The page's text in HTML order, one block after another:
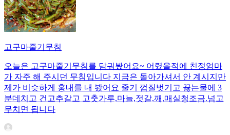
고구마줄기무침
오늘은 고구마줄기무침를 담궈봤어요~ 어렸을적에 친정엄마
가 자주 해 주시던 무침입니다 지금은 돌아가셔서 안 계시지만
제가 비슷하게 훙내를 내 봤어요 줄기 껍질벗기고 끓는물에 3
분데치고 건고추갈고 고춧가루,마늘,젓갈,깨,매실청조금.넘고
무치면 됩니다